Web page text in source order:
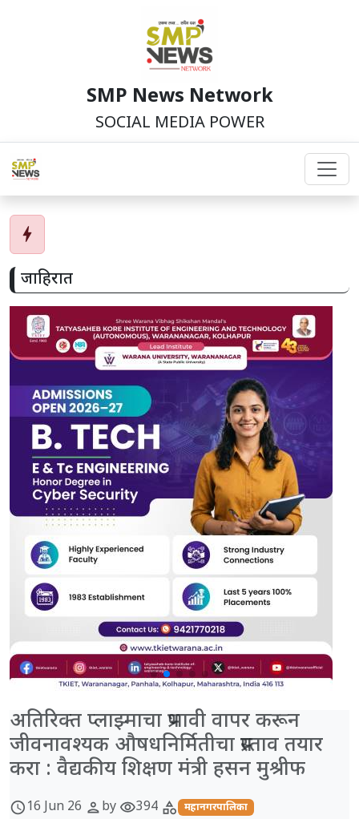
SMP News Network
SOCIAL MEDIA POWER
bolt
जाहिरात
अतिरिक्त प्लाझ्माचा प्रभावी वापर करून
जीवनावश्यक औषधनिर्मितीचा प्रस्ताव तयार
करा : वैद्यकीय शिक्षण मंत्री हसन मुश्रीफ
schedule16 Jun 26 personby visibility394 category महानगरपालिका